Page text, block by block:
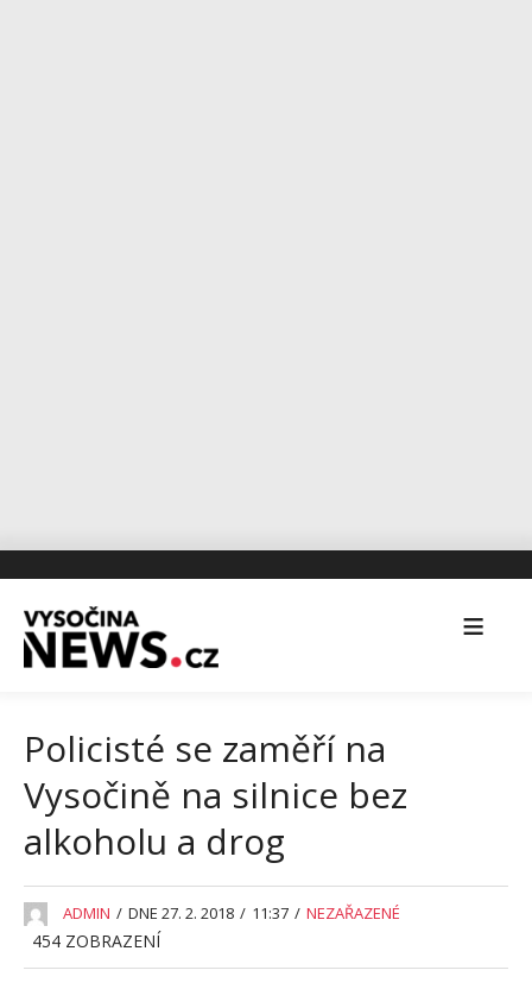
Policisté se zaměří na
Vysočině na silnice bez
alkoholu a drog
ADMIN / DNE 27. 2. 2018 / 11:37 / NEZAŘAZENÉ
454 ZOBRAZENÍ